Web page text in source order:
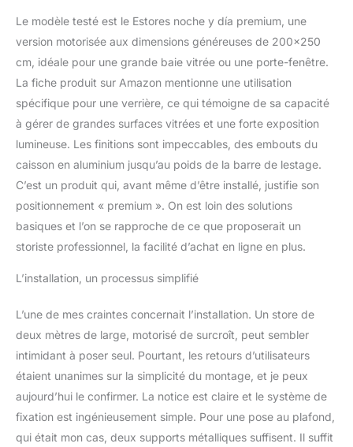
Télécommande
multicanal pour jusqu’à
15 stores. Chaque store
: câble USB 3 m (USB DC
5V 2A) pour une
recharge facile. 📐
FACILE À NETTOYER
avec un chiffon
légèrement humide.
Nous proposons un
service après-vente pour
garantir une excellente
satisfaction client. Idéal
store salon store cuisine
store salle à manger
avec des caractéristiques
de haute qualité pour
améliorer votre espace.
✅ CONÇU ET
DÉVELOPPÉ EN EUROPE
Marque avec plus de 40
ans d’expérience dans la
décoration de la maison.
Le modèle testé est le Estores noche y día premium, une
version motorisée aux dimensions généreuses de 200×250
cm, idéale pour une grande baie vitrée ou une porte-fenêtre.
La fiche produit sur Amazon mentionne une utilisation
spécifique pour une verrière, ce qui témoigne de sa capacité
à gérer de grandes surfaces vitrées et une forte exposition
lumineuse. Les finitions sont impeccables, des embouts du
caisson en aluminium jusqu’au poids de la barre de lestage.
C’est un produit qui, avant même d’être installé, justifie son
positionnement « premium ». On est loin des solutions
basiques et l’on se rapproche de ce que proposerait un
storiste professionnel, la facilité d’achat en ligne en plus.
L’installation, un processus simplifié
L’une de mes craintes concernait l’installation. Un store de
deux mètres de large, motorisé de surcroît, peut sembler
intimidant à poser seul. Pourtant, les retours d’utilisateurs
étaient unanimes sur la simplicité du montage, et je peux
aujourd’hui le confirmer. La notice est claire et le système de
fixation est ingénieusement simple. Pour une pose au plafond,
qui était mon cas, deux supports métalliques suffisent. Il suffit